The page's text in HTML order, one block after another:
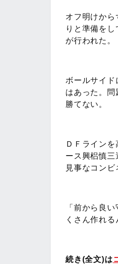
オフ明けか
りと準備を
が行われた。
ボールサイ
はあった。
勝てない。
ＤＦライン
ース興梠慎
見事なコンビ
「前から良
くさん作れ
続き(全文)は